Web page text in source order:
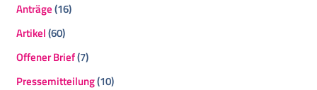
Anträge(16)
Artikel(60)
Offener Brief(7)
Pressemitteilung(10)